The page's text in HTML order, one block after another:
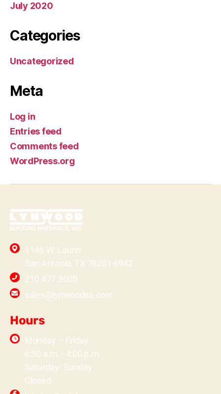
July 2020
Categories
Uncategorized
Meta
Log in
Entries feed
Comments feed
WordPress.org
1146 W. Laurel
San Antonio, TX 78201-6942
210.477.3000
sales@lynwoodsa.com
Hours
Monday – Friday
6:30 a.m. - 4:00 p.m
Saturday- Sunday
Closed